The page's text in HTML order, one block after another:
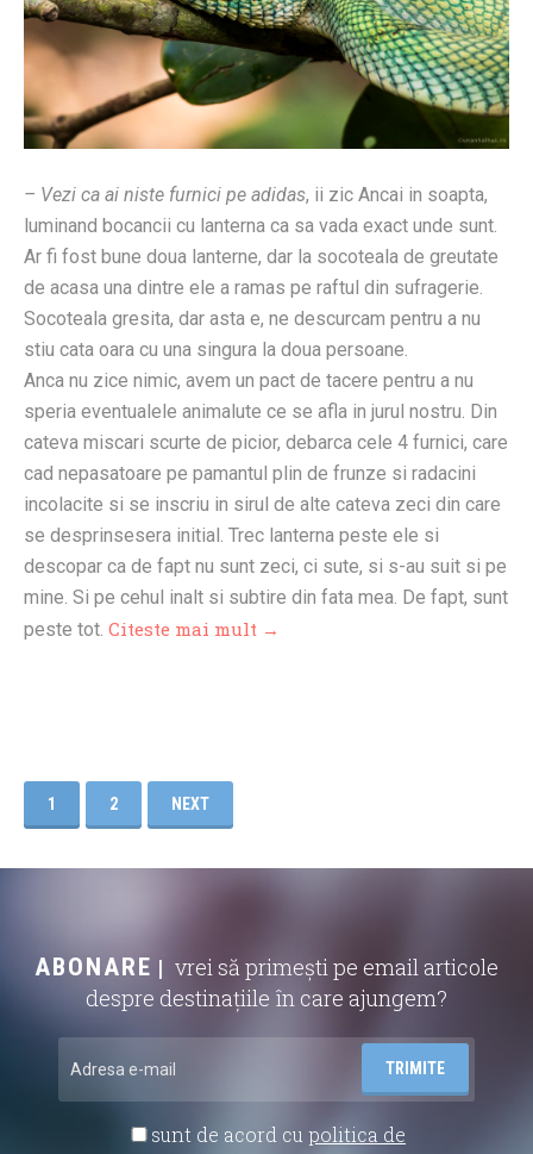
– Vezi ca ai niste furnici pe adidas, ii zic Ancai in soapta,
luminand bocancii cu lanterna ca sa vada exact unde sunt.
Ar fi fost bune doua lanterne, dar la socoteala de greutate
de acasa una dintre ele a ramas pe raftul din sufragerie.
Socoteala gresita, dar asta e, ne descurcam pentru a nu
stiu cata oara cu una singura la doua persoane.
Anca nu zice nimic, avem un pact de tacere pentru a nu
speria eventualele animalute ce se afla in jurul nostru. Din
cateva miscari scurte de picior, debarca cele 4 furnici, care
cad nepasatoare pe pamantul plin de frunze si radacini
incolacite si se inscriu in sirul de alte cateva zeci din care
se desprinsesera initial. Trec lanterna peste ele si
descopar ca de fapt nu sunt zeci, ci sute, si s-au suit si pe
mine. Si pe cehul inalt si subtire din fata mea. De fapt, sunt
peste tot. Citeste mai mult →
1 2 NEXT
ABONARE
vrei să primești pe email articole
despre destinațiile în care ajungem?
sunt de acord cu politica de